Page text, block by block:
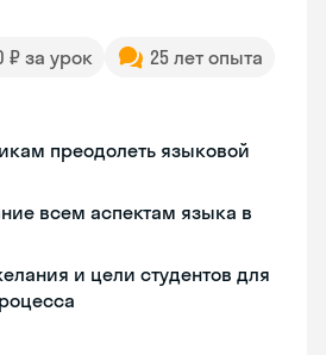
₽ за урок
25 лет опыта
преодолеть языковой
всем аспектам языка в
и цели студентов для